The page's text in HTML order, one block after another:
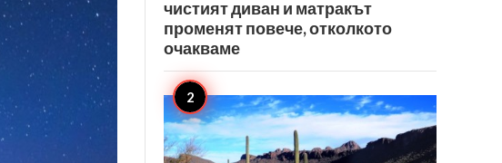
чистият диван и матракът
променят повече, отколкото
очакваме